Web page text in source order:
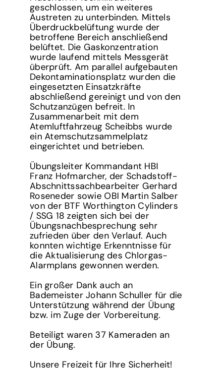
geschlossen, um ein weiteres
Austreten zu unterbinden. Mittels
Überdruckbelüftung wurde der
betroffene Bereich anschließend
belüftet. Die Gaskonzentration
wurde laufend mittels Messgerät
überprüft. Am parallel aufgebauten
Dekontaminationsplatz wurden die
eingesetzten Einsatzkräfte
abschließend gereinigt und von den
Schutzanzügen befreit. In
Zusammenarbeit mit dem
Atemluftfahrzeug Scheibbs wurde
ein Atemschutzsammelplatz
eingerichtet und betrieben.
Übungsleiter Kommandant HBI
Franz Hofmarcher, der Schadstoff-
Abschnittssachbearbeiter Gerhard
Roseneder sowie OBI Martin Salber
von der BTF Worthington Cylinders
/ SSG 18 zeigten sich bei der
Übungsnachbesprechung sehr
zufrieden über den Verlauf. Auch
konnten wichtige Erkenntnisse für
die Aktualisierung des Chlorgas-
Alarmplans gewonnen werden.
Ein großer Dank auch an
Bademeister Johann Schuller für die
Unterstützung während der Übung
bzw. im Zuge der Vorbereitung.
Beteiligt waren 37 Kameraden an
der Übung.
Unsere Freizeit für Ihre Sicherheit!